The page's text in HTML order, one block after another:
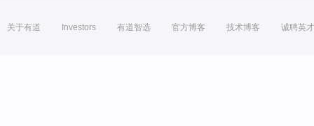
关于有道 Investors 有道智选 官方博客 技术博客 诚聘英才